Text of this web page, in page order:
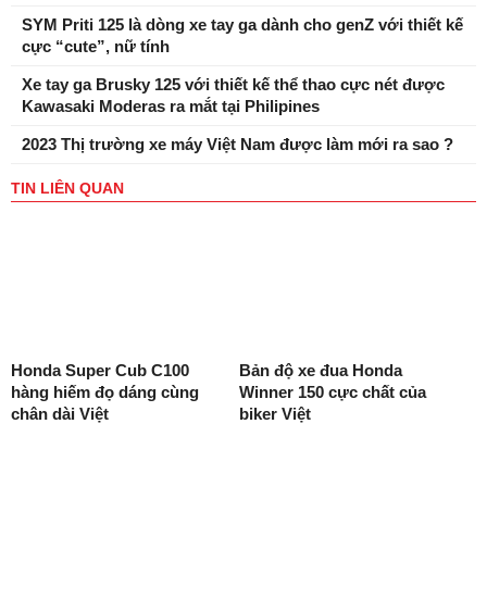
SYM Priti 125 là dòng xe tay ga dành cho genZ với thiết kế
cực “cute”, nữ tính
Xe tay ga Brusky 125 với thiết kế thể thao cực nét được
Kawasaki Moderas ra mắt tại Philipines
2023 Thị trường xe máy Việt Nam được làm mới ra sao ?
TIN LIÊN QUAN
Honda Super Cub C100
hàng hiếm đọ dáng cùng
chân dài Việt
Bản độ xe đua Honda
Winner 150 cực chất của
biker Việt